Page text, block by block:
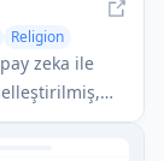
Religion
zeka ile
tarot